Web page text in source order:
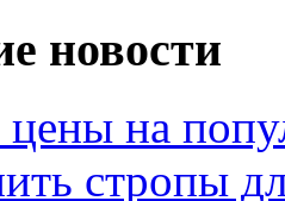
новости
на
стропы